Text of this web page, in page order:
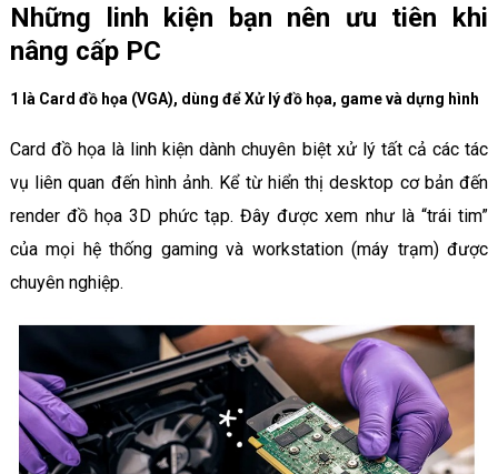
Những linh kiện bạn nên ưu tiên khi
nâng cấp PC
1 là Card đồ họa (VGA), dùng để Xử lý đồ họa, game và dựng hình
Card đồ họa là linh kiện dành chuyên biệt xử lý tất cả các tác
vụ liên quan đến hình ảnh. Kể từ hiển thị desktop cơ bản đến
render đồ họa 3D phức tạp. Đây được xem như là “trái tim”
của mọi hệ thống gaming và workstation (máy trạm) được
chuyên nghiệp.